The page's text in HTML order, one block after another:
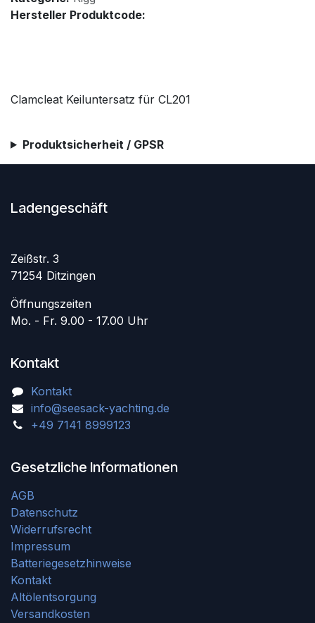
Hersteller Produktcode:
Clamcleat Keiluntersatz für CL201
Produktsicherheit / GPSR
Ladengeschäft
Zeißstr. 3
71254 Ditzingen
Öffnungszeiten
Mo. - Fr. 9.00 - 17.00 Uhr
Kontakt
Kontakt
info@seesack-yachting.de
+49 7141 8999123
Gesetzliche Informationen
AGB
Datenschutz
Widerrufsrecht
Impressum
Batteriegesetzhinweise
Kontakt
Altölentsorgung
Versandkosten